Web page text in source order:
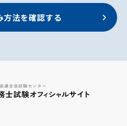
方法を確認する